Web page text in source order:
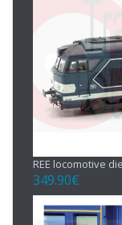
REE locomotive
349.90€